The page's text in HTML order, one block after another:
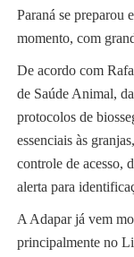
Paraná se preparou
momento, com
De acordo com
de Saúde Animal,
protocolos de
essenciais às
controle de acesso,
alerta para
A Adapar já vem
principalmente no